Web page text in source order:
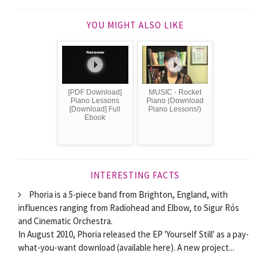
YOU MIGHT ALSO LIKE
[PDF Download]
Piano Lessons
[Download] Full
Ebook
MUSIC - Rocket
Piano (Download
Piano Lessons!)
INTERESTING FACTS
Phoria is a 5-piece band from Brighton, England, with
influences ranging from Radiohead and Elbow, to Sigur Rós
and Cinematic Orchestra.
In August 2010, Phoria released the EP 'Yourself Still' as a pay-
what-you-want download (available here). A new project...